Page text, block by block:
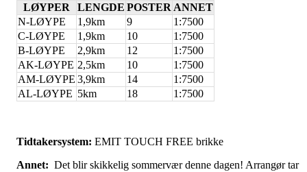
LØYPER LENGDE POSTER ANNET
N-LØYPE
1,9km 9
1:7500
C-LØYPE
1,9km 10
1:7500
B-LØYPE
2,9km 12
1:7500
AK-LØYPE 2,5km 10
1:7500
AM-LØYPE 3,9km 14
1:7500
AL-LØYPE 5km 18 1:7500
Tidtakersystem: EMIT TOUCH FREE brikke
Annet: Det blir skikkelig sommervær denne dagen! Arrangør tar